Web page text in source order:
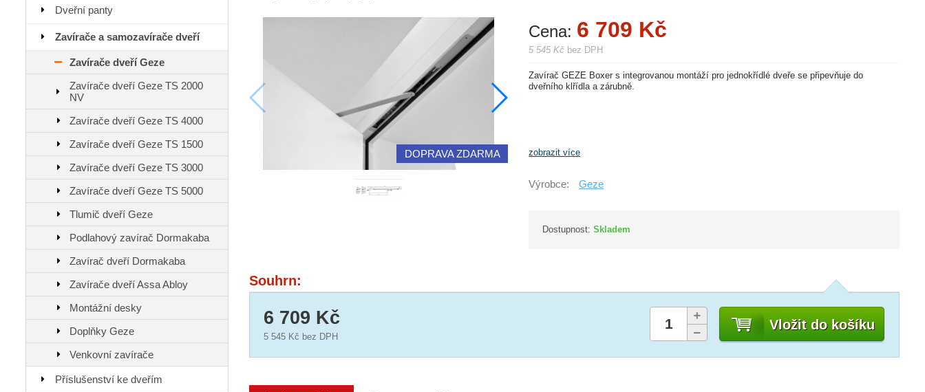
Dveřní panty
Zavírače a samozavírače dveří
Zavírače dveří Geze
Zavírače dveří Geze TS 2000
NV
Zavírače dveří Geze TS 4000
Zavírače dveří Geze TS 1500
Zavírače dveří Geze TS 3000
Zavírače dveří Geze TS 5000
Tlumič dveří Geze
Podlahový zavírač Dormakaba
Zavírač dveří Dormakaba
Zavírače dveří Assa Abloy
Montážní desky
Doplňky Geze
Venkovní zavírače
Příslušenství ke dveřím
DOPRAVA ZDARMA
Cena: 6 709 Kč
5 545 Kč bez DPH
Zavírač GEZE Boxer s integrovanou montáží pro jednokřídlé dveře se připevňuje do
dveřního klřídla a zárubně.
zobrazit více
Výrobce: Geze
Dostupnost:Skladem
Souhrn:
Vložit do košíku
6 709 Kč
5 545 Kč bez DPH